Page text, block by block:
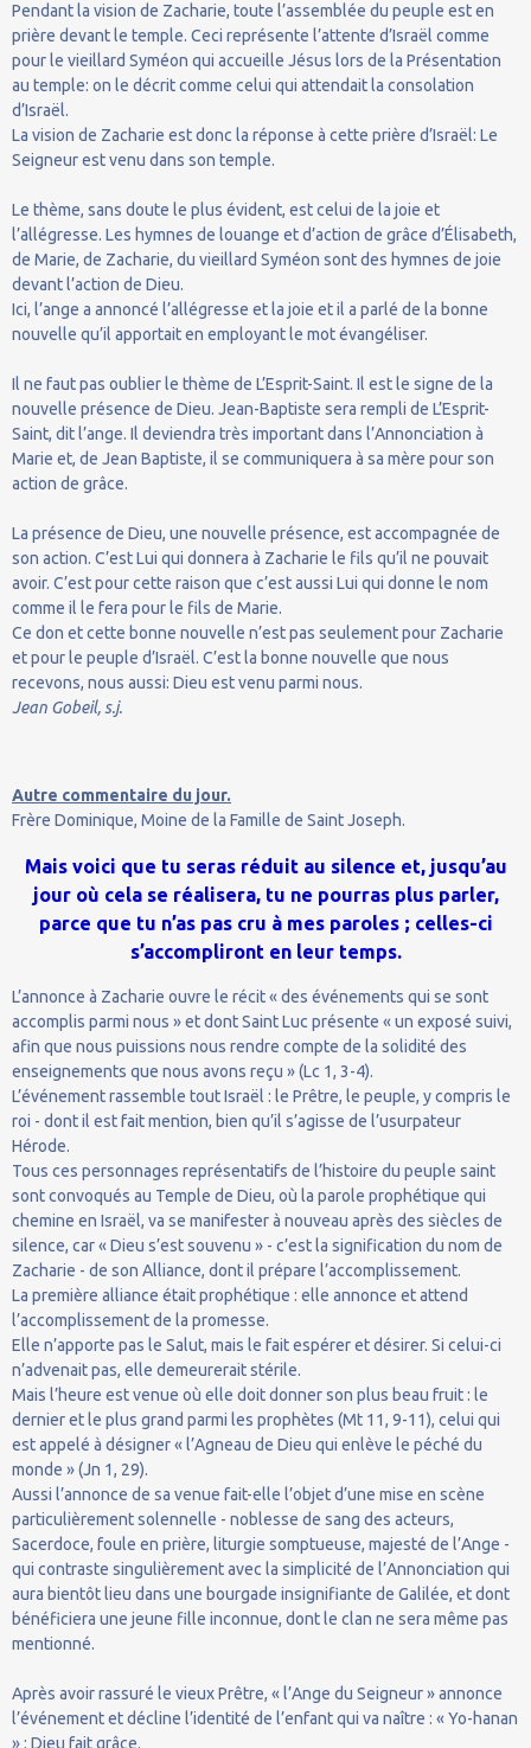
Pendant la vision de Zacharie, toute l’assemblée du peuple est en
prière devant le temple. Ceci représente l’attente d’Israël comme
pour le vieillard Syméon qui accueille Jésus lors de la Présentation
au temple: on le décrit comme celui qui attendait la consolation
d’Israël.
La vision de Zacharie est donc la réponse à cette prière d’Israël: Le
Seigneur est venu dans son temple.
Le thème, sans doute le plus évident, est celui de la joie et
l’allégresse. Les hymnes de louange et d’action de grâce d’Élisabeth,
de Marie, de Zacharie, du vieillard Syméon sont des hymnes de joie
devant l’action de Dieu.
Ici, l’ange a annoncé l’allégresse et la joie et il a parlé de la bonne
nouvelle qu’il apportait en employant le mot évangéliser.
Il ne faut pas oublier le thème de L’Esprit-Saint. Il est le signe de la
nouvelle présence de Dieu. Jean-Baptiste sera rempli de L’Esprit-
Saint, dit l’ange. Il deviendra très important dans l’Annonciation à
Marie et, de Jean Baptiste, il se communiquera à sa mère pour son
action de grâce.
La présence de Dieu, une nouvelle présence, est accompagnée de
son action. C’est Lui qui donnera à Zacharie le fils qu’il ne pouvait
avoir. C’est pour cette raison que c’est aussi Lui qui donne le nom
comme il le fera pour le fils de Marie.
Ce don et cette bonne nouvelle n’est pas seulement pour Zacharie
et pour le peuple d’Israël. C’est la bonne nouvelle que nous
recevons, nous aussi: Dieu est venu parmi nous.
Jean Gobeil, s.j.
Autre commentaire du jour.
Frère Dominique, Moine de la Famille de Saint Joseph.
Mais voici que tu seras réduit au silence et, jusqu’au
jour où cela se réalisera, tu ne pourras plus parler,
parce que tu n’as pas cru à mes paroles ; celles-ci
s’accompliront en leur temps.
L’annonce à Zacharie ouvre le récit « des événements qui se sont
accomplis parmi nous » et dont Saint Luc présente « un exposé suivi,
afin que nous puissions nous rendre compte de la solidité des
enseignements que nous avons reçu » (Lc 1, 3-4).
L’événement rassemble tout Israël : le Prêtre, le peuple, y compris le
roi - dont il est fait mention, bien qu’il s’agisse de l’usurpateur
Hérode.
Tous ces personnages représentatifs de l’histoire du peuple saint
sont convoqués au Temple de Dieu, où la parole prophétique qui
chemine en Israël, va se manifester à nouveau après des siècles de
silence, car « Dieu s’est souvenu » - c’est la signification du nom de
Zacharie - de son Alliance, dont il prépare l’accomplissement.
La première alliance était prophétique : elle annonce et attend
l’accomplissement de la promesse.
Elle n’apporte pas le Salut, mais le fait espérer et désirer. Si celui-ci
n’advenait pas, elle demeurerait stérile.
Mais l’heure est venue où elle doit donner son plus beau fruit : le
dernier et le plus grand parmi les prophètes (Mt 11, 9-11), celui qui
est appelé à désigner « l’Agneau de Dieu qui enlève le péché du
monde » (Jn 1, 29).
Aussi l’annonce de sa venue fait-elle l’objet d’une mise en scène
particulièrement solennelle - noblesse de sang des acteurs,
Sacerdoce, foule en prière, liturgie somptueuse, majesté de l’Ange -
qui contraste singulièrement avec la simplicité de l’Annonciation qui
aura bientôt lieu dans une bourgade insignifiante de Galilée, et dont
bénéficiera une jeune fille inconnue, dont le clan ne sera même pas
mentionné.
Après avoir rassuré le vieux Prêtre, « l’Ange du Seigneur » annonce
l’événement et décline l’identité de l’enfant qui va naître : « Yo-hanan
» : Dieu fait grâce.